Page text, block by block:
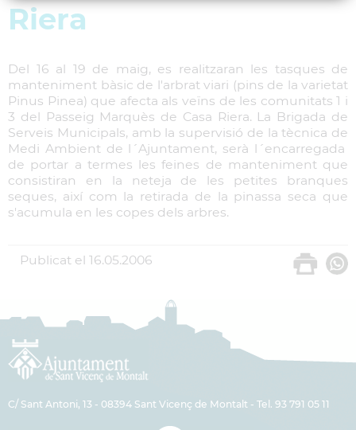
Riera
Del 16 al 19 de maig, es realitzaran les tasques de
manteniment bàsic de l'arbrat viari (pins de la varietat
Pinus Pinea) que afecta als veïns de les comunitats 1 i
3 del Passeig Marquès de Casa Riera. La Brigada de
Serveis Municipals, amb la supervisió de la tècnica de
Medi Ambient de l´Ajuntament, serà l´encarregada
de portar a termes les feines de manteniment que
consistiran en la neteja de les petites branques
seques, així com la retirada de la pinassa seca que
s'acumula en les copes dels arbres.
Publicat el 16.05.2006
C/ Sant Antoni, 13 - 08394 Sant Vicenç de Montalt - Tel. 93 791 05 11